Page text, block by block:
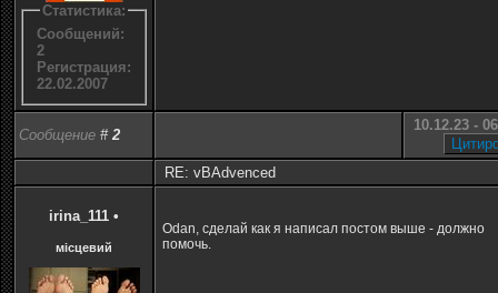
Статистика:
Сообщений:
2
Регистрация:
22.02.2007
Сообщение # 2
10.12.23 -
RE: vBAdvenced
irina_111 •
місцевий
Odan, сделай как я написал постом выше - должно
помочь.